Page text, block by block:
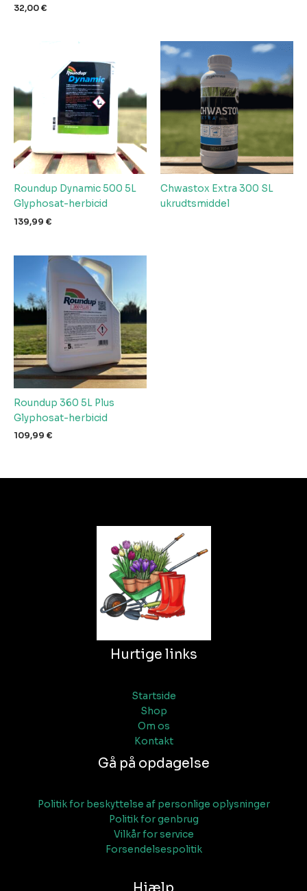
32,00€
Roundup Dynamic 500 5L
Glyphosat-herbicid
139,99 €
Chwastox Extra 300 SL
ukrudtsmiddel
Roundup 360 5L Plus
Glyphosat-herbicid
109,99 €
Hurtige links
Startside
Shop
Om os
Kontakt
Gå på opdagelse
Politik for beskyttelse af personlige oplysninger
Politik for genbrug
Vilkår for service
Forsendelsespolitik